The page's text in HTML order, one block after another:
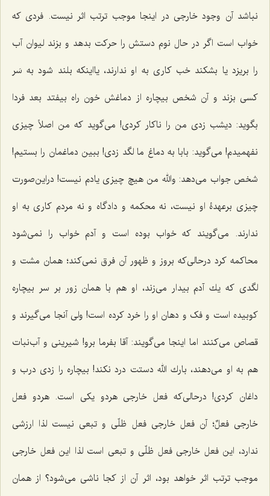
نباشد آن وجود خارجى در اینجا موجب ترتب اثر نیست. فردى كه
خواب است اگر در حال نوم دستش را حركت بدهد و بزند لیوان آب
را بریزد یا بشكند خب كاری به او ندارند، یااینکه بلند شود به سَر
کسی بزند و آن شخص بیچاره از دماغش خون راه بیفتد بعد فردا
بگوید: دیشب زدی من را ناکار کردی! می‌گوید که من اصلاً چیزى
نفهمیدم! می‌گوید: بابا به دماغ ما لگد زدی! ببین دماغمان را بستیم!
شخص جواب می‌دهد: والله من هیچ چیزی یادم نیست! در‌این‌صورت
چیزى برعهدۀ او نیست، نه محكمه و دادگاه و نه مردم كاری به او
ندارند. مى‌گویند که خواب بوده است و آدم خواب را نمی‌شود
محاکمه کرد درحالى‌كه بروز و ظهور آن فرق نمى‌كند؛ همان مشت و
لگدى كه یك آدم بیدار مى‌زند، او هم با همان زور بر سر بیچاره
كوبیده است و فک و دهان او را خرد كرده است! ولى آنجا مى‌گیرند و
قصاص مى‌كنند اما اینجا مى‌گویند: آقا بفرما برو! شیرینى و آب‌نبات
هم به او مى‌دهند، بارك الله دستت درد نكند! بیچاره را زدى درب و
داغان كردی! درحالى‌كه فعل خارجى هردو یكى است. هردو فعل
خارجی فعلٌ؛ آن فعل خارجى فعل ظلّى و تبعى نیست لذا ارزشى
ندارد، این فعل خارجى فعل ظلّى و تبعى است لذا این فعل خارجى
موجب ترتب‌ اثر خواهد بود، اثر آن از كجا ناشى مى‌شود؟ از همان